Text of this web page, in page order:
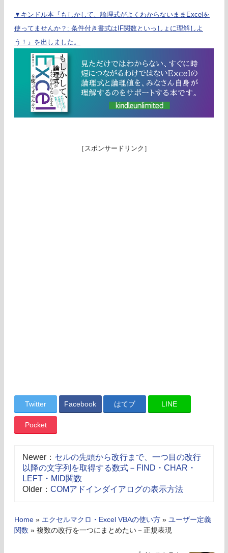
▼キンドル本『もしかして、論理式がよくわからないままExcelを
使ってませんか？: 条件付き書式はIF関数といっしょに理解しよ
う！』を出しました。
［スポンサードリンク］
Twitter Facebook はてブ LINE
Pocket
Newer： セルの先頭から改行まで、一つ目の改行
以降の文字列を取得する数式－FIND・CHAR・
LEFT・MID関数
Older： COMアドインダイアログの表示方法
Home » エクセルマクロ・Excel VBAの使い方 » ユーザー定義
関数 » 複数の改行を一つにまとめたい－正規表現